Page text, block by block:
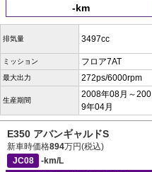
-km
排気量 3497cc
ミッション フロア7AT
最大出力 272ps/6000rpm
生産期間
2008年08月～200
9年04月
E350 アバンギャルドS
新車時価格894万円(税込)
JC08
-km/L